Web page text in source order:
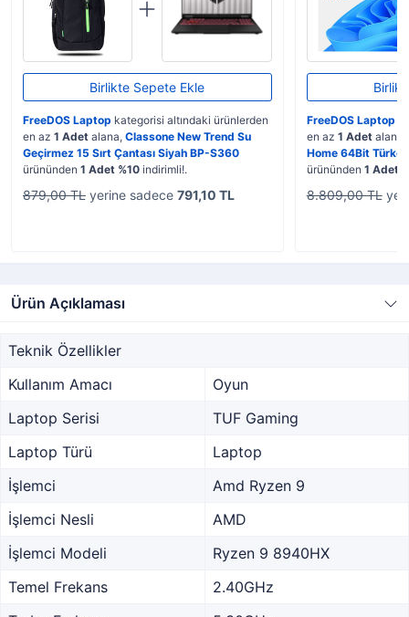
Birlikte Sepete Ekle
FreeDOS Laptop kategorisi altındaki ürünlerden
en az 1 Adet alana, Classone New Trend Su
Geçirmez 15 Sırt Çantası Siyah BP-S360
ürününden 1 Adet %10 indirimli!.
879,00 TL yerine sadece 791,10 TL
FreeDOS Laptop
en az 1 Adetalana,
Home 64Bit
ürününden 1 Adet
8.809,00 TL
Ürün Açıklaması
Teknik Özellikler
Kullanım Amacı
Oyun
Laptop Serisi
TUF Gaming
Laptop Türü
Laptop
İşlemci
Amd Ryzen 9
İşlemci Nesli
AMD
İşlemci Modeli
Ryzen 9 8940HX
Temel Frekans
2.40GHz